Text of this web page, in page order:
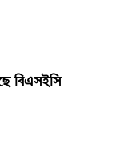
বিএসইসি